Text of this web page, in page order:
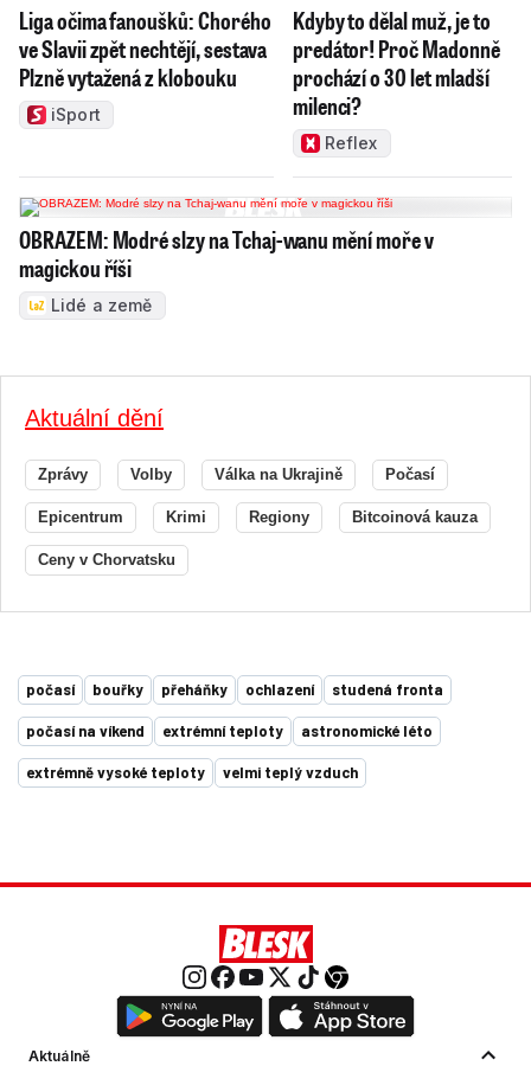
Liga očima fanoušků: Chorého
ve Slavii zpět nechtějí, sestava
Plzně vytažená z klobouku
iSport
Kdyby to dělal muž, je to
predátor! Proč Madonně
prochází o 30 let mladší
milenci?
Reflex
OBRAZEM: Modré slzy na Tchaj-wanu mění moře v
magickou říši
Lidé a země
Aktuální dění
Zprávy Volby Válka na Ukrajině Počasí
Epicentrum Krimi Regiony Bitcoinová kauza
Ceny v Chorvatsku
počasí bouřky přeháňky ochlazení studená fronta
počasí na víkend extrémní teploty astronomické léto
extrémně vysoké teploty velmi teplý vzduch
Aktuálně